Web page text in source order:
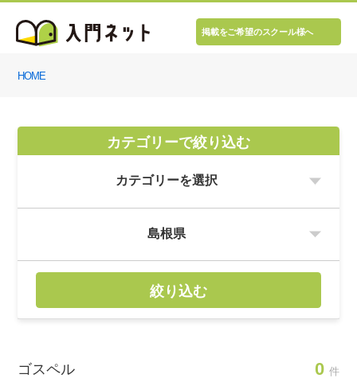
掲載をご希望のスクール様へ
HOME
カテゴリーで絞り込む
絞り込む
ゴスペル 0 件